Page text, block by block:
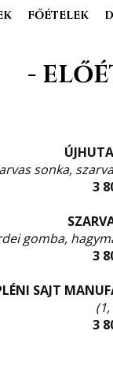
FŐÉTELEK
-
sonka,
3
gomba,
3
SAJT
3